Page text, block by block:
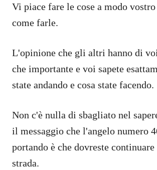
Vi piace fare le cose a modo vostro
come farle.
L'opinione che gli altri hanno di
che importante e voi sapete
state andando e cosa state facendo.
Non c'è nulla di sbagliato nel
il messaggio che l'angelo numero
portando è che dovreste continuare
strada.